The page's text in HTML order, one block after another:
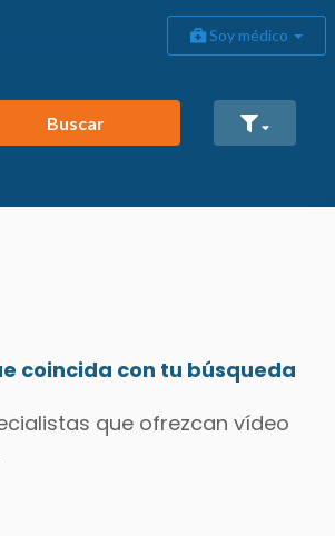
Soy médico
Buscar
coincida con tu búsqueda
que ofrezcan vídeo